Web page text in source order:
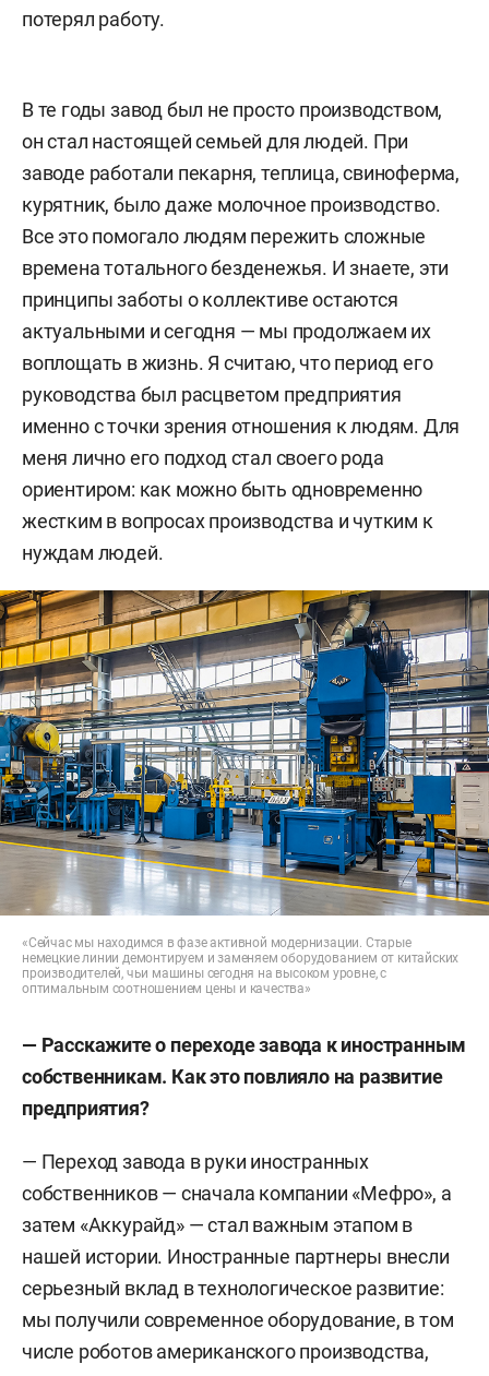
потерял работу.
В те годы завод был не просто производством,
он стал настоящей семьей для людей. При
заводе работали пекарня, теплица, свиноферма,
курятник, было даже молочное производство.
Все это помогало людям пережить сложные
времена тотального безденежья. И знаете, эти
принципы заботы о коллективе остаются
актуальными и сегодня — мы продолжаем их
воплощать в жизнь. Я считаю, что период его
руководства был расцветом предприятия
именно с точки зрения отношения к людям. Для
меня лично его подход стал своего рода
ориентиром: как можно быть одновременно
жестким в вопросах производства и чутким к
нуждам людей.
«Сейчас мы находимся в фазе активной модернизации. Старые
немецкие линии демонтируем и заменяем оборудованием от китайских
производителей, чьи машины сегодня на высоком уровне, с
оптимальным соотношением цены и качества»
— Расскажите о переходе завода к иностранным
собственникам. Как это повлияло на развитие
предприятия?
— Переход завода в руки иностранных
собственников — сначала компании «Мефро», а
затем «Аккурайд» — стал важным этапом в
нашей истории. Иностранные партнеры внесли
серьезный вклад в технологическое развитие:
мы получили современное оборудование, в том
числе роботов американского производства,